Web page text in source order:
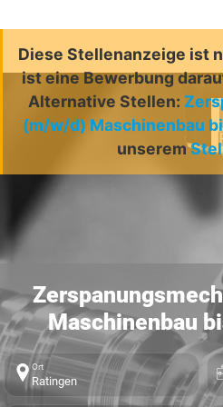
Diese Stellenanzeige ist
ist eine Bewerbung
Alternative Stellen:
(m/w/d) Maschinenbau
unserem
Maschinenbau
Ort
Ratingen